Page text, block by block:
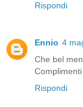
Rispondi
Ennio 4
Che bel
Rispondi